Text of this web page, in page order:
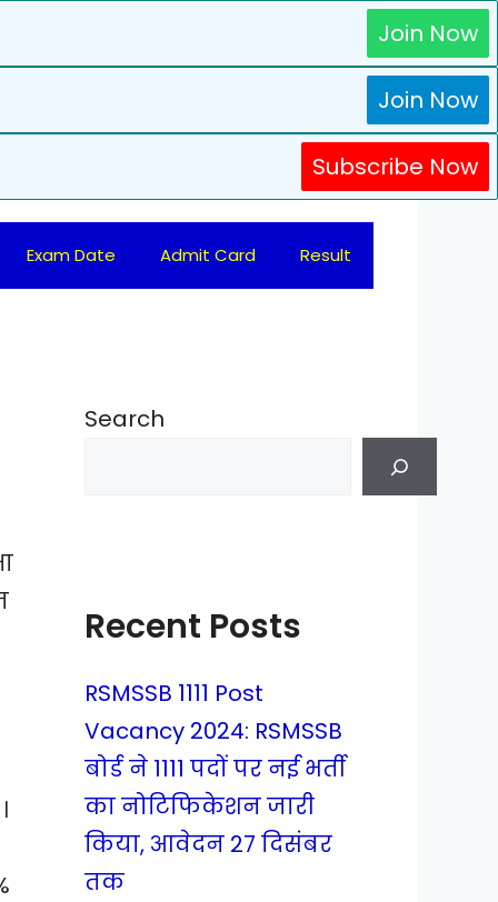
Join Now
Join Now
Subscribe Now
Exam Date Admit Card Result
Search
Recent Posts
RSMSSB 1111 Post
Vacancy 2024: RSMSSB
बोर्ड ने 1111 पदों पर नई भर्ती
का नोटिफिकेशन जारी
किया, आवेदन 27 दिसंबर
तक